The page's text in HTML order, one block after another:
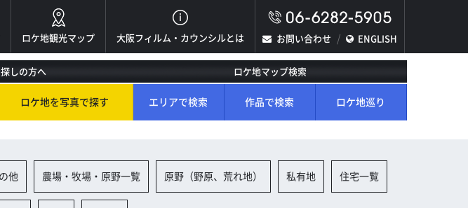
ロケ地観光マップ 大阪フィルム・カウンシルとは お問い合わせ ENGLISH
しの方へ
ロケ地を写真で探す
ロケ地マップ検索
エリアで検索 作品で検索 ロケ地巡り
他 農場・牧場・原野一覧 原野（野原、荒れ地） 私有地 住宅一覧